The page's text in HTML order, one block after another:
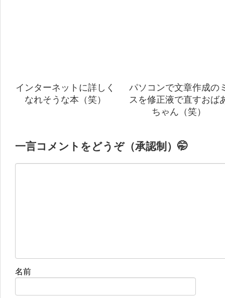
インターネットに詳しく
なれそうな本（笑）
パソコンで文章作成の
スを修正液で直すおば
ちゃん（笑）
一言コメントをどうぞ（承認制）🤭
名前